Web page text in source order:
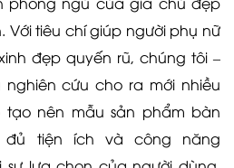
Với tiêu chí giúp người phụ nữ
đẹp quyến rũ, chúng tôi –
nghiên cứu cho ra mới nhiều
nên mẫu sản phẩm bàn
tiện ích và công năng